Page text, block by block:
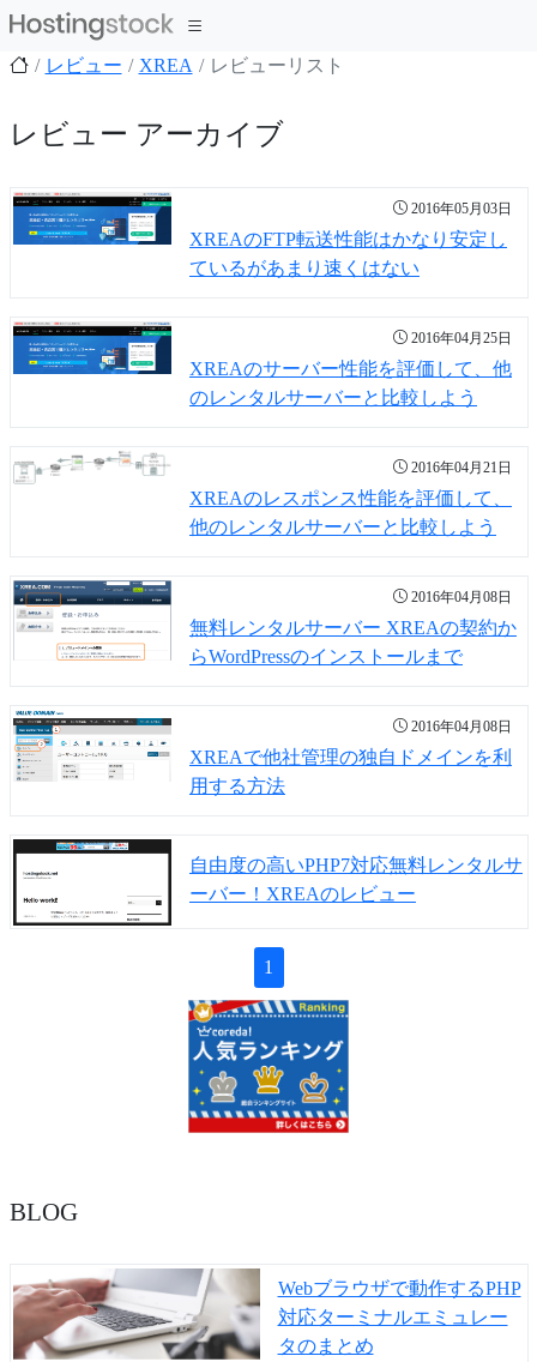
レビュー XREA レビューリスト
レビュー アーカイブ
2016年05月03日
XREAのFTP転送性能はかなり安定し
ているがあまり速くはない
2016年04月25日
XREAのサーバー性能を評価して、他
のレンタルサーバーと比較しよう
2016年04月21日
XREAのレスポンス性能を評価して、
他のレンタルサーバーと比較しよう
2016年04月08日
無料レンタルサーバー XREAの契約か
らWordPressのインストールまで
2016年04月08日
XREAで他社管理の独自ドメインを利
用する方法
自由度の高いPHP7対応無料レンタルサ
ーバー！XREAのレビュー
1
BLOG
Webブラウザで動作するPHP
対応ターミナルエミュレー
タのまとめ